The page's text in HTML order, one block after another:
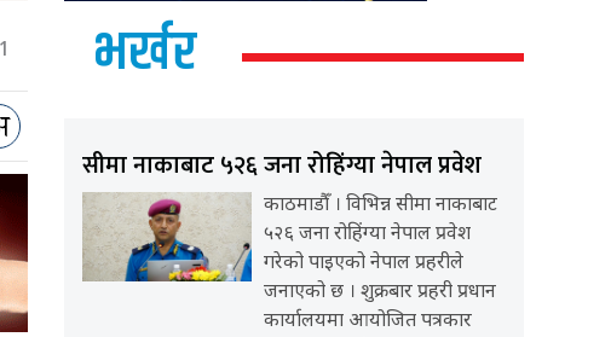
भर्खर
सीमा नाकाबाट ५२६ जना रोहिंग्या नेपाल प्रवेश
काठमाडौँ । विभिन्न सीमा नाकाबाट
५२६ जना रोहिंग्या नेपाल प्रवेश
गरेको पाइएको नेपाल प्रहरीले
जनाएको छ । शुक्रबार प्रहरी प्रधान
कार्यालयमा आयोजित पत्रकार